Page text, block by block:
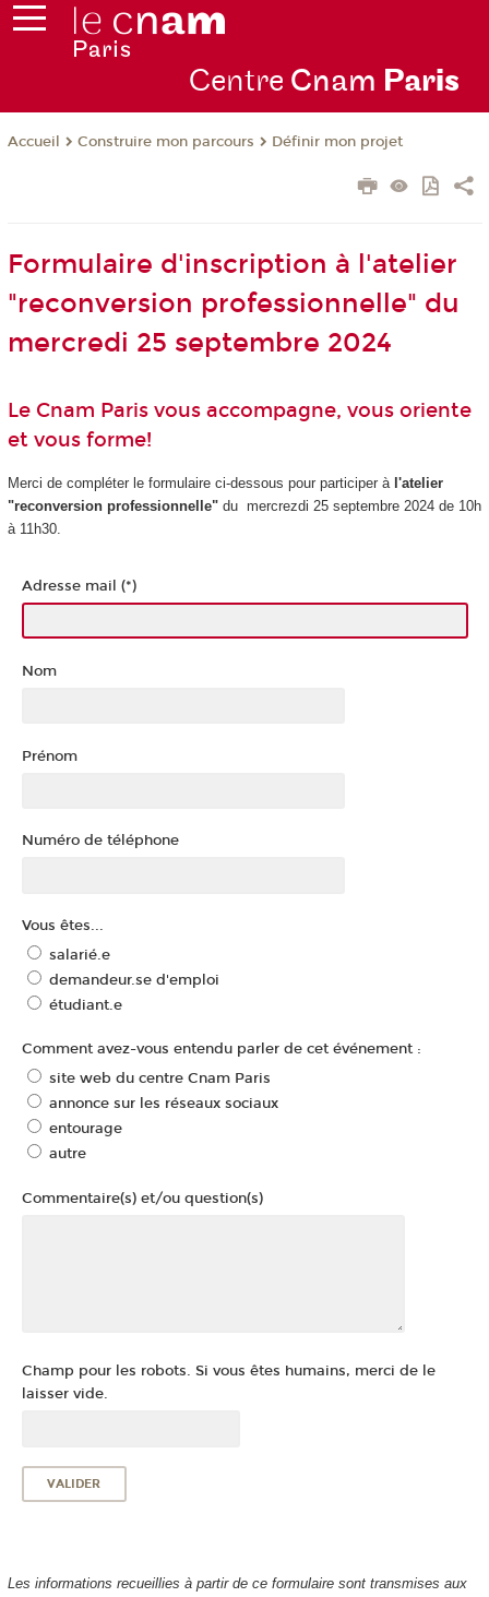
Centre Cnam Paris
Accueil Construire mon parcours Définir mon projet
Formulaire d'inscription à l'atelier
"reconversion professionnelle" du
mercredi 25 septembre 2024
Le Cnam Paris vous accompagne, vous oriente
et vous forme!
Merci de compléter le formulaire ci-dessous pour participer à l'atelier
"reconversion professionnelle"du mercrezdi 25 septembre 2024 de 10h
à 11h30.
Adresse mail (*)
Nom
Prénom
Numéro de téléphone
Vous êtes...
salarié.e
demandeur.se d'emploi
étudiant.e
Comment avez-vous entendu parler de cet événement :
site web du centre Cnam Paris
annonce sur les réseaux sociaux
entourage
autre
Commentaire(s) et/ou question(s)
Champ pour les robots. Si vous êtes humains, merci de le
laisser vide.
Les informations recueillies à partir de ce formulaire sont transmises aux